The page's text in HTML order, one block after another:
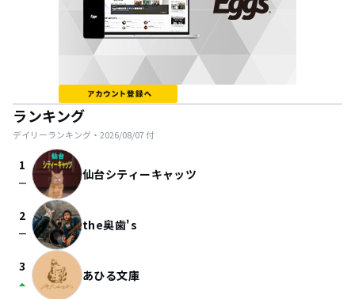
ランキング
デイリーランキング・ 2026/08/07付
1
check_indeterminate_small 仙台シティーキャッツ
2
check_indeterminate_small the奥歯's
3
arrow_drop_up あひる文庫